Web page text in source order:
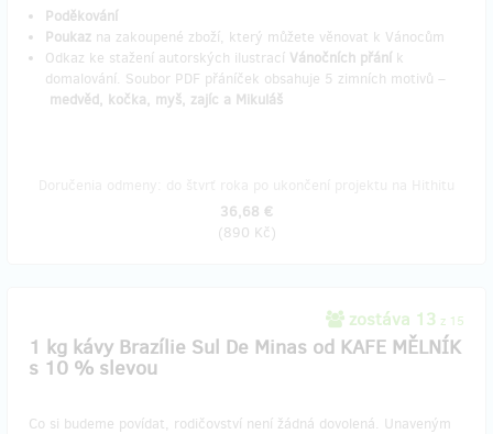
Poděkování
Poukaz na zakoupené zboží, který můžete věnovat k Vánocům
Odkaz ke stažení autorských ilustrací Vánočních přání k
domalování. Soubor PDF přáníček obsahuje 5 zimních motivů –
medvěd, kočka, myš, zajíc a Mikuláš
36,68 €
(890 Kč)
zostáva 13 z 15
1 kg kávy Brazílie Sul De Minas od KAFE MĚLNÍK
s 10 % slevou
Co si budeme povídat, rodičovství není žádná dovolená. Unaveným